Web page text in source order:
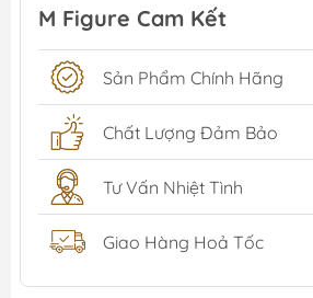
M Figure Cam Kết
Sản Phẩm Chính Hãng
Chất Lượng Đảm Bảo
Tư Vấn Nhiệt Tình
Giao Hàng Hoả Tốc